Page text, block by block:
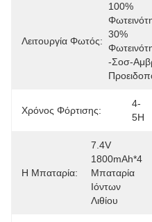
Λειτουργία Φωτός:
100%
30%
-Σοσ-
Χρόνος Φόρτισης:
4-
5H
Η Μπαταρία:
7.4V
1800mAh*4
Μπαταρία
Ιόντων
Λιθίου